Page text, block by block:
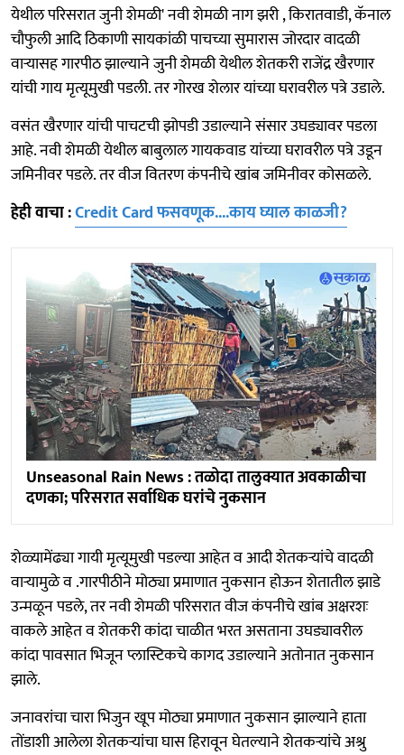
येथील परिसरात जुनी शेमळी' नवी शेमळी नाग झरी , किरातवाडी, कॅनाल
चौफुली आदि ठिकाणी सायकांळी पाचच्या सुमारास जोरदार वादळी
वार्‍यासह गारपीठ झाल्याने जुनी शेमळी येथील शेतकरी राजेंद्र खैरणार
यांची गाय मृत्यूमुखी पडली. तर गोरख शेलार यांच्या घरावरील पत्रे उडाले.
वसंत खैरणार यांची पाचटची झोपडी उडाल्याने संसार उघड्यावर पडला
आहे. नवी शेमळी येथील बाबुलाल गायकवाड यांच्या घरावरील पत्रे उडून
जमिनीवर पडले. तर वीज वितरण कंपनीचे खांब जमिनीवर कोसळले.
हेही वाचा :Credit Card फसवणूक....काय घ्याल काळजी?
Unseasonal Rain News : तळोदा तालुक्यात अवकाळीचा
दणका; परिसरात सर्वाधिक घरांचे नुकसान
शेळ्यामेंढ्या गायी मृत्यूमुखी पडल्या आहेत व आदी शेतकऱ्यांचे वादळी
वाऱ्यामुळे व .गारपीठीने मोठ्या प्रमाणात नुकसान होऊन शेतातील झाडे
उन्मळून पडले, तर नवी शेमळी परिसरात वीज कंपनीचे खांब अक्षरशः
वाकले आहेत व शेतकरी कांदा चाळीत भरत असताना उघड्यावरील
कांदा पावसात भिजून प्लास्टिकचे कागद उडाल्याने अतोनात नुकसान
झाले.
जनावरांचा चारा भिजुन खूप मोठ्या प्रमाणात नुकसान झाल्याने हाता
तोंडाशी आलेला शेतकऱ्यांचा घास हिरावून घेतल्याने शेतकऱ्यांचे अश्रु